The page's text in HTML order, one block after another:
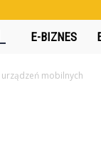
360interactive.pl
E-BIZNES
mobilnych